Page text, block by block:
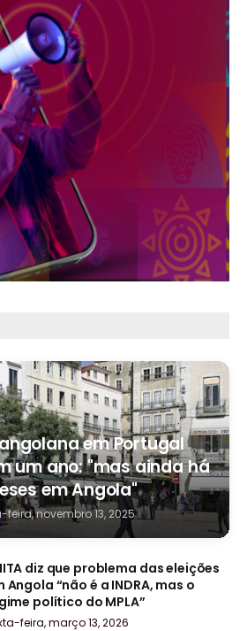
em Portugal
um ano: "mas ainda há
em Angola"
novembro 13, 2025
diz que problema das eleições
Angola “não é a INDRA, mas o
político do MPLA”
feira, março 13, 2026